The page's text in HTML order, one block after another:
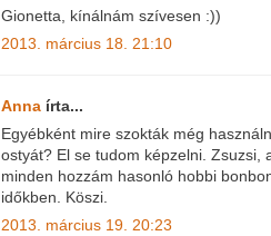
Gionetta, kínálnám szívesen :))
2013. március 18. 21:10
Anna írta...
Egyébként mire szokták még
ostyát? El se tudom képzelni. Zsuzsi,
minden hozzám hasonló hobbi
időkben. Köszi.
2013. március 19. 20:23